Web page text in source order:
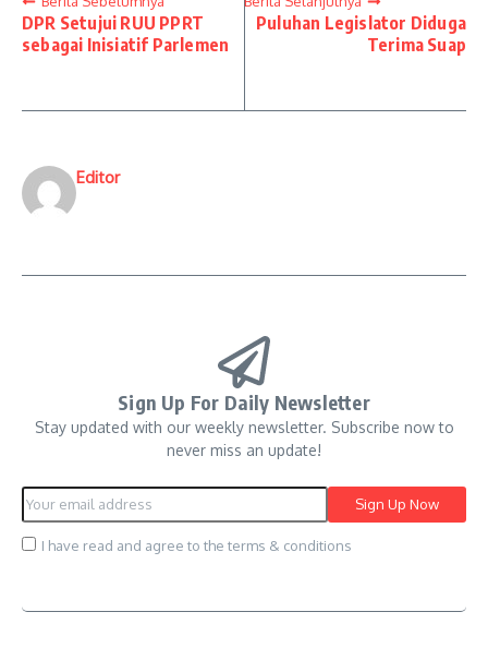
DPR Setujui RUU PPRT
sebagai Inisiatif Parlemen
Puluhan Legislator Diduga
Terima Suap
Editor
Sign Up For Daily Newsletter
Stay updated with our weekly newsletter. Subscribe now to
never miss an update!
I have read and agree to the terms & conditions